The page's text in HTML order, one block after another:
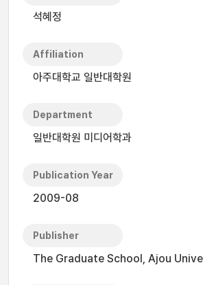
석혜정
Affiliation
아주대학교 일반대학원
Department
일반대학원 미디어학과
Publication Year
2009-08
Publisher
The Graduate School, Ajou